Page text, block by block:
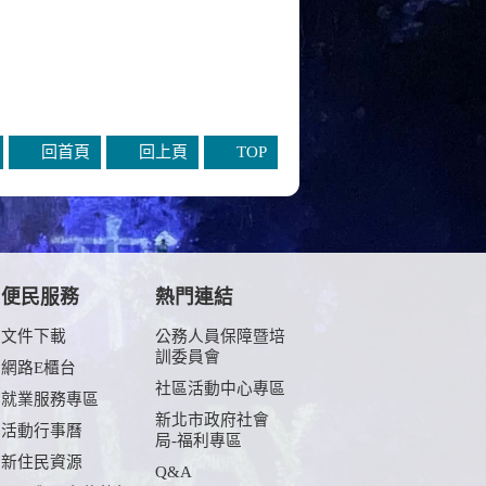
回首頁 回上頁 TOP
便民服務
文件下載
網路E櫃台
就業服務專區
活動行事曆
新住民資源
熱門連結
公務人員保障暨培
訓委員會
社區活動中心專區
新北市政府社會
局-福利專區
Q&A